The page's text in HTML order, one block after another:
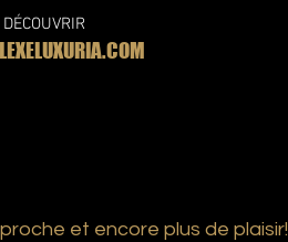
et encore plus de plaisir!